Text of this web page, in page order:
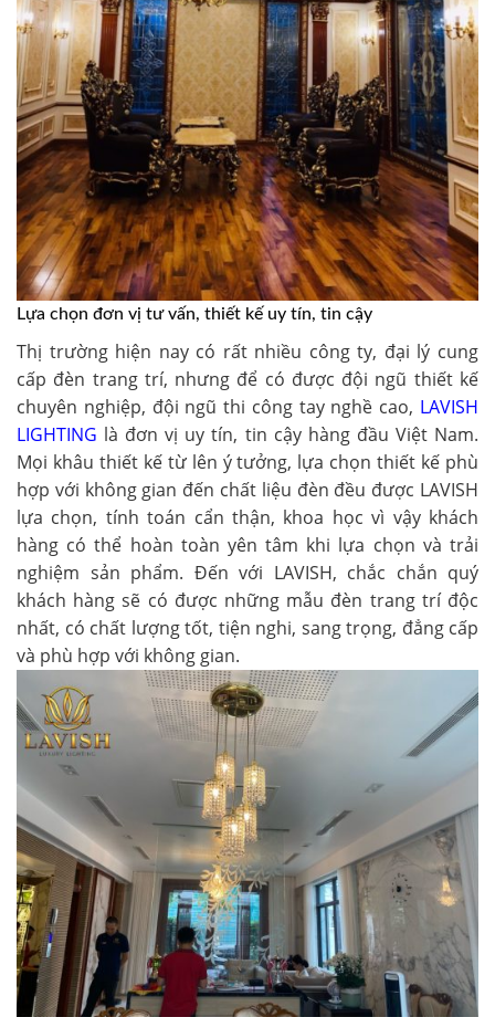
Lựa chọn đơn vị tư vấn, thiết kế uy tín, tin cậy
Thị trường hiện nay có rất nhiều công ty, đại lý cung
cấp đèn trang trí, nhưng để có được đội ngũ thiết kế
chuyên nghiệp, đội ngũ thi công tay nghề cao, LAVISH
LIGHTING là đơn vị uy tín, tin cậy hàng đầu Việt Nam.
Mọi khâu thiết kế từ lên ý tưởng, lựa chọn thiết kế phù
hợp với không gian đến chất liệu đèn đều được LAVISH
lựa chọn, tính toán cẩn thận, khoa học vì vậy khách
hàng có thể hoàn toàn yên tâm khi lựa chọn và trải
nghiệm sản phẩm. Đến với LAVISH, chắc chắn quý
khách hàng sẽ có được những mẫu đèn trang trí độc
nhất, có chất lượng tốt, tiện nghi, sang trọng, đẳng cấp
và phù hợp với không gian.